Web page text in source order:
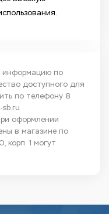
информацию по
доступного для
по телефону 8
sb.ru
оформлении
в магазине по
корп. 1 могут